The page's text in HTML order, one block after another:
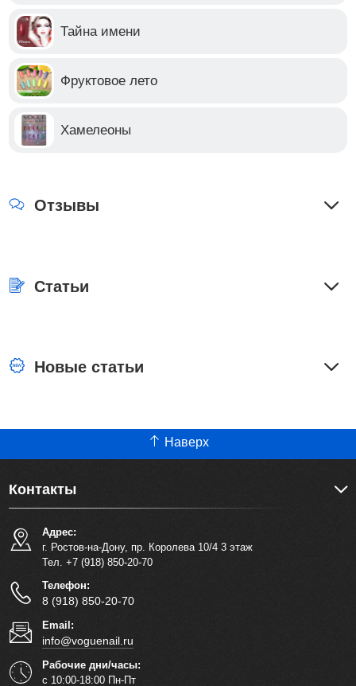
Тайна имени
Фруктовое лето
Хамелеоны
Отзывы
Статьи
Новые статьи
Наверх
Контакты
Адрес:
г. Ростов-на-Дону, пр. Королева 10/4 3 этаж
Тел. +7 (918) 850-20-70
Телефон:
8 (918) 850-20-70
Email:
info@voguenail.ru
Рабочие дни/часы:
с 10:00-18:00 Пн-Пт